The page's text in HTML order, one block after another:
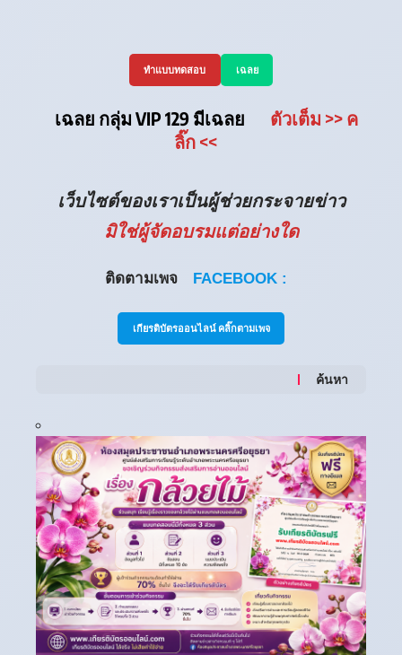
ทำแบบทดสอบ เฉลย
เฉลย กลุ่ม VIP 129 มีเฉลย ตัวเต็ม >> ค
ลิ๊ก <<
เว็บไซต์ของเราเป็นผู้ช่วยกระจายข่าว
มิใช่ผู้จัดอบรมแต่อย่างใด
ติดตามเพจ FACEBOOK :
เกียรติบัตรออนไลน์ คลิ๊กตามเพจ
ค้นหา